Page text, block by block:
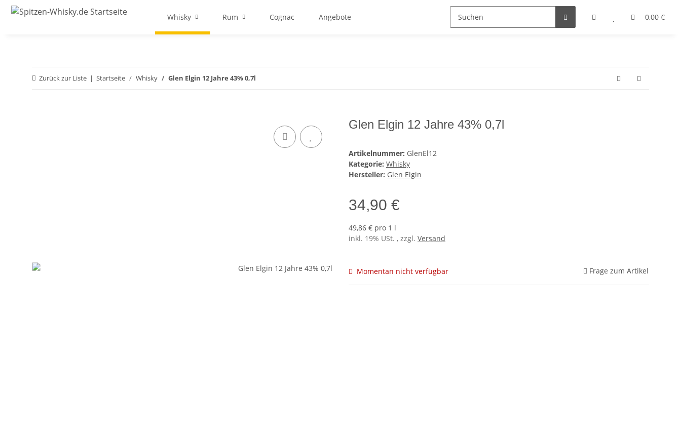
0,00 €
Whisky Rum Cognac Angebote
Zurück zur Liste Startseite Whisky Glen Elgin 12 Jahre 43% 0,7l
Glen Elgin 12 Jahre 43% 0,7l
Artikelnummer: GlenEl12
Kategorie: Whisky
Hersteller: Glen Elgin
34,90 €
49,86 € pro 1 l
inkl. 19% USt. , zzgl. Versand
Momentan nicht verfügbar Frage zum Artikel